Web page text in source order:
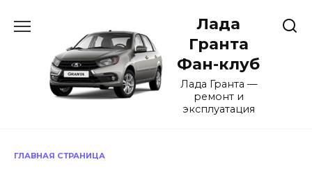
содержанию
Лада
Гранта
Фан-клуб
Лада Гранта —
ремонт и
эксплуатация
ГЛАВНАЯ СТРАНИЦА